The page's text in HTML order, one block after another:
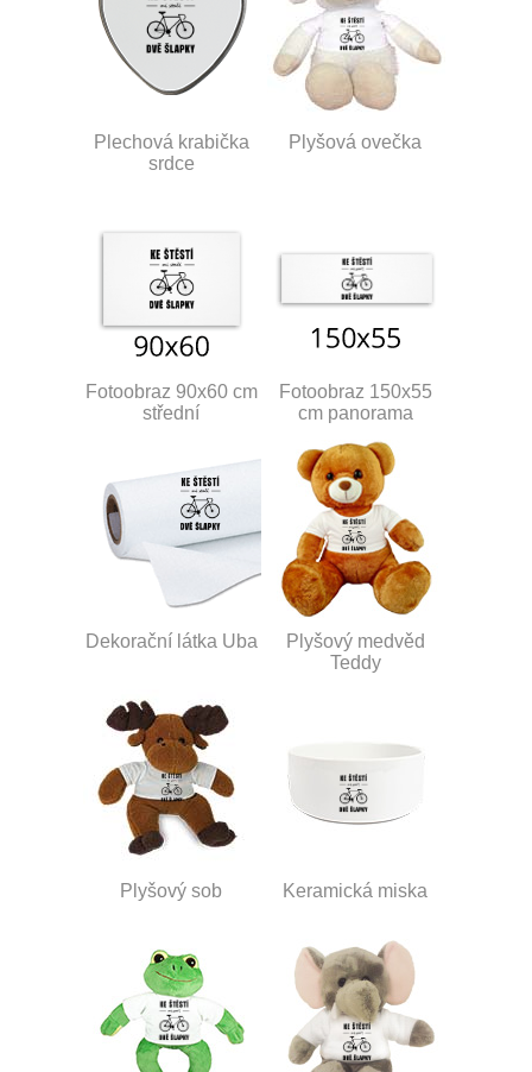
Plechová krabička
srdce
Plyšová ovečka
Fotoobraz 90x60 cm
střední
Fotoobraz 150x55
cm panorama
Dekorační látka Uba
Plyšový medvěd
Teddy
Plyšový sob Keramická miska